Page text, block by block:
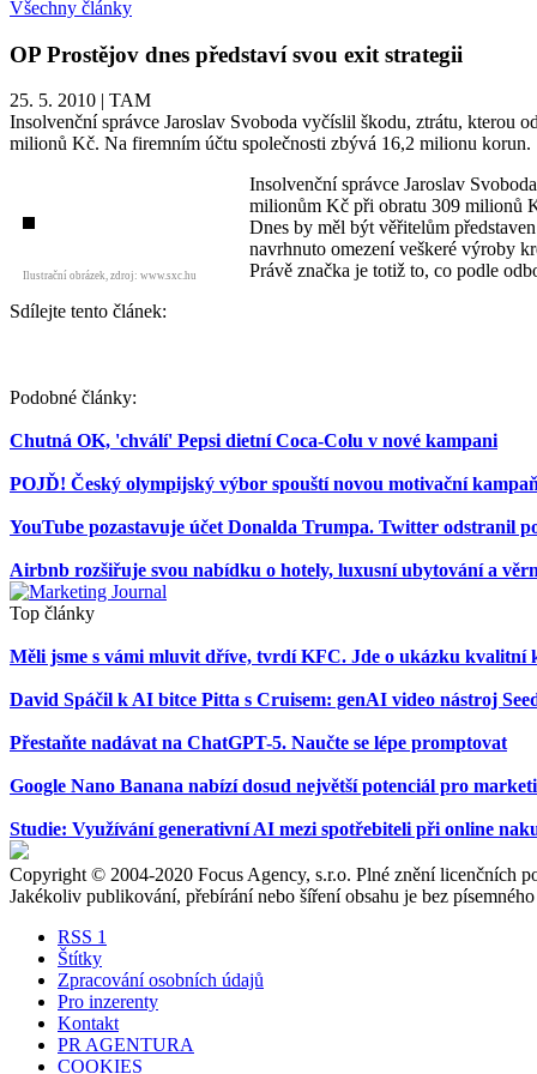
Všechny články
OP Prostějov dnes představí svou exit strategii
25. 5. 2010 | TAM
Insolvenční správce Jaroslav Svoboda vyčíslil škodu, ztrátu, kterou
milionů Kč. Na firemním účtu společnosti zbývá 16,2 milionu korun.
Ilustrační obrázek, zdroj: www.sxc.hu
Insolvenční správce Jaroslav
milionům Kč při obratu 309 milionů
Dnes by měl být věřitelům
navrhnuto omezení veškeré výroby
Právě značka je totiž to, co podle
Sdílejte tento článek:
Podobné články:
Chutná OK, 'chválí' Pepsi dietní Coca-Colu v nové kampani
POJĎ! Český olympijský výbor spouští novou motivační
YouTube pozastavuje účet Donalda Trumpa. Twitter odstranil
Airbnb rozšiřuje svou nabídku o hotely, luxusní ubytování a
Top články
Měli jsme s vámi mluvit dříve, tvrdí KFC. Jde o ukázku kvalitní
David Spáčil k AI bitce Pitta s Cruisem: genAI video nástroj
Přestaňte nadávat na ChatGPT-5. Naučte se lépe promptovat
Google Nano Banana nabízí dosud největší potenciál pro
Studie: Využívání generativní AI mezi spotřebiteli při online
Copyright © 2004-2020 Focus Agency, s.r.o. Plné znění licenčních
Jakékoliv publikování, přebírání nebo šíření obsahu je bez písemného
RSS 1
Štítky
Zpracování osobních údajů
Pro inzerenty
Kontakt
PR AGENTURA
COOKIES